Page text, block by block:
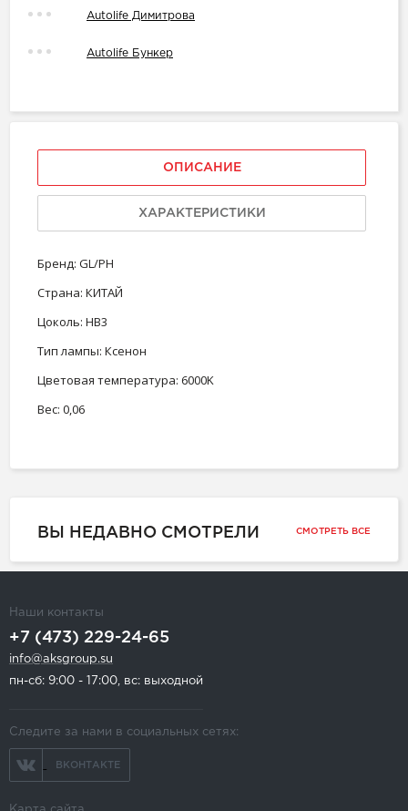
Autolife Димитрова
Autolife Бункер
ОПИСАНИЕ
ХАРАКТЕРИСТИКИ
Бренд: GL/PH
Страна: КИТАЙ
Цоколь: HB3
Тип лампы: Ксенон
Цветовая температура: 6000K
Вес: 0,06
ВЫ НЕДАВНО СМОТРЕЛИ СМОТРЕТЬ ВСЕ
Наши контакты
+7 (473) 229-24-65
info@aksgroup.su
пн-сб: 9:00 - 17:00, вс: выходной
Следите за нами в социальных сетях:
ВКОНТАКТЕ